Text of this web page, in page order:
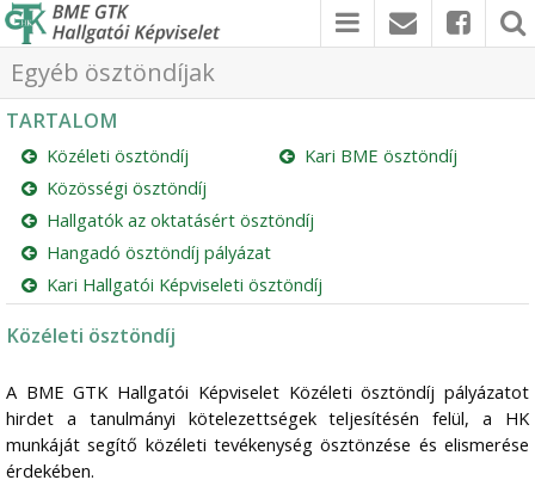
Egyéb ösztöndíjak
TARTALOM
Közéleti ösztöndíj
Kari BME ösztöndíj
Közösségi ösztöndíj
Hallgatók az oktatásért ösztöndíj
Hangadó ösztöndíj pályázat
Kari Hallgatói Képviseleti ösztöndíj
Közéleti ösztöndíj
A BME GTK Hallgatói Képviselet Közéleti ösztöndíj pályázatot
hirdet a tanulmányi kötelezettségek teljesítésén felül, a HK
munkáját segítő közéleti tevékenység ösztönzése és elismerése
érdekében.